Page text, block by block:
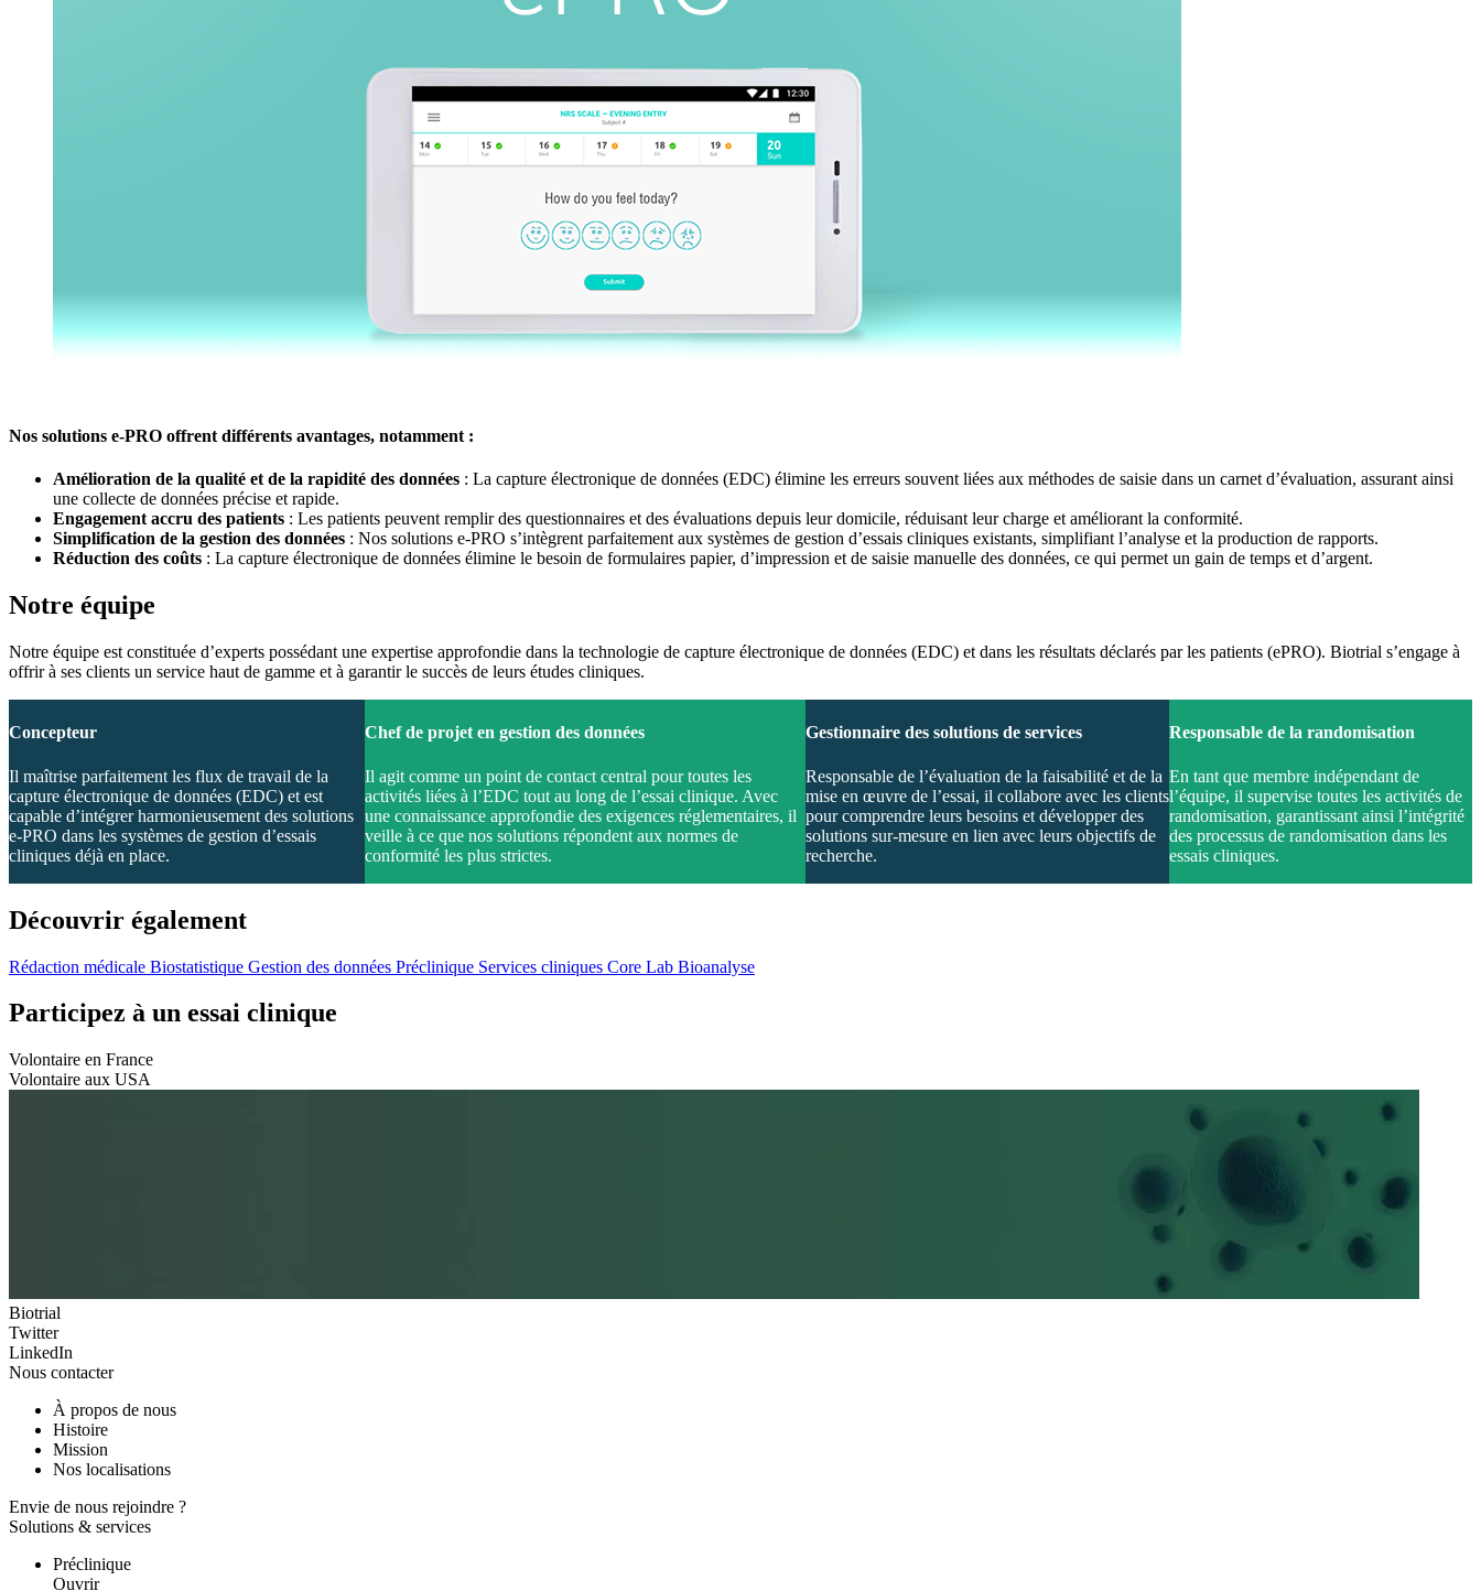
Nos solutions e-PRO offrent différents avantages, notamment :
Amélioration de la qualité et de la rapidité des données : La capture électronique de données (EDC) élimine les erreurs souvent liées aux méthodes de saisie dans un carnet d’évaluation, assurant ainsi
une collecte de données précise et rapide.
Engagement accru des patients : Les patients peuvent remplir des questionnaires et des évaluations depuis leur domicile, réduisant leur charge et améliorant la conformité.
Simplification de la gestion des données : Nos solutions e-PRO s’intègrent parfaitement aux systèmes de gestion d’essais cliniques existants, simplifiant l’analyse et la production de rapports.
Réduction des coûts : La capture électronique de données élimine le besoin de formulaires papier, d’impression et de saisie manuelle des données, ce qui permet un gain de temps et d’argent.
Notre équipe
Notre équipe est constituée d’experts possédant une expertise approfondie dans la technologie de capture électronique de données (EDC) et dans les résultats déclarés par les patients (ePRO). Biotrial s’engage à
offrir à ses clients un service haut de gamme et à garantir le succès de leurs études cliniques.
Concepteur
Il maîtrise parfaitement les flux de travail de la
capture électronique de données (EDC) et est
capable d’intégrer harmonieusement des solutions
e-PRO dans les systèmes de gestion d’essais
cliniques déjà en place.
Chef de projet en gestion des données
Il agit comme un point de contact central pour toutes les
activités liées à l’EDC tout au long de l’essai clinique. Avec
une connaissance approfondie des exigences réglementaires, il
veille à ce que nos solutions répondent aux normes de
conformité les plus strictes.
Gestionnaire des solutions de services
Responsable de l’évaluation de la faisabilité et de la
mise en œuvre de l’essai, il collabore avec les clients
pour comprendre leurs besoins et développer des
solutions sur-mesure en lien avec leurs objectifs de
recherche.
Responsable de la randomisation
En tant que membre indépendant de
l’équipe, il supervise toutes les activités de
randomisation, garantissant ainsi l’intégrité
des processus de randomisation dans les
essais cliniques.
Découvrir également
Rédaction médicale Biostatistique Gestion des données Préclinique Services cliniques Core Lab Bioanalyse
Participez à un essai clinique
Volontaire en France
Volontaire aux USA
Biotrial
Twitter
LinkedIn
Nous contacter
À propos de nous
Histoire
Mission
Nos localisations
Envie de nous rejoindre ?
Solutions & services
Préclinique
Ouvrir